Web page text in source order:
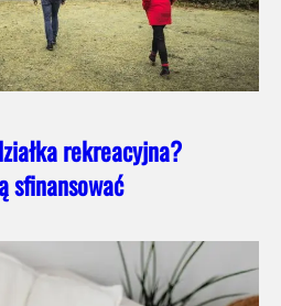
rekreacyjna?
sfinansować